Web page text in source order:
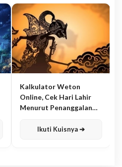
Kalkulator Weton
Online, Cek Hari Lahir
Menurut Penanggalan
Ikuti Kuisnya ➔